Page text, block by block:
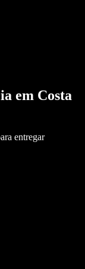
em Costa
entregar